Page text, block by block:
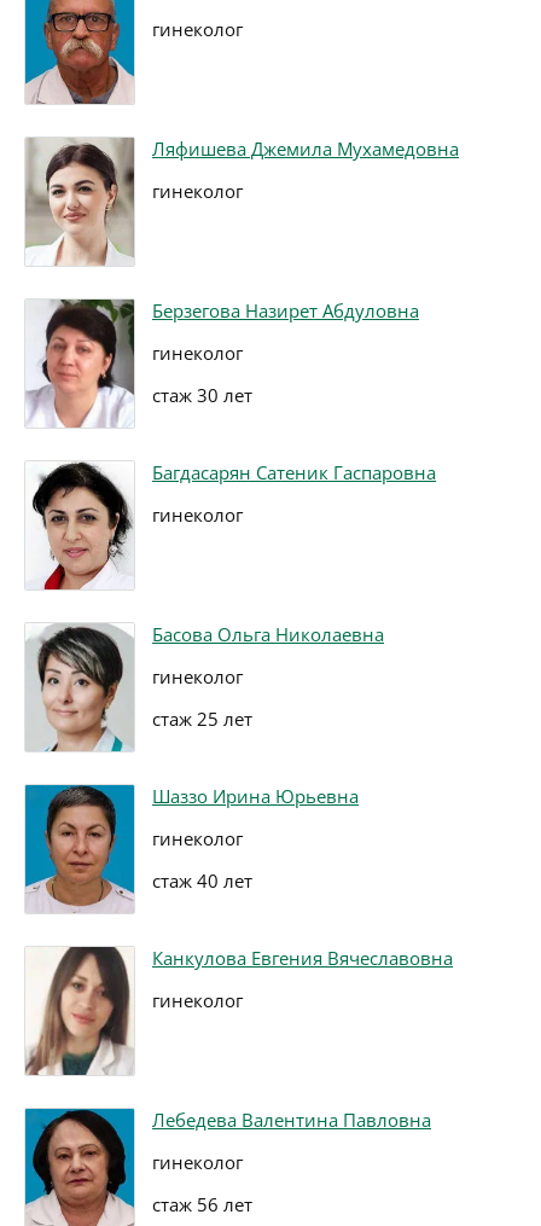
гинеколог
Ляфишева Джемила Мухамедовна
гинеколог
Берзегова Назирет Абдуловна
гинеколог
стаж 30 лет
Багдасарян Сатеник Гаспаровна
гинеколог
Басова Ольга Николаевна
гинеколог
стаж 25 лет
Шаззо Ирина Юрьевна
гинеколог
стаж 40 лет
Канкулова Евгения Вячеславовна
гинеколог
Лебедева Валентина Павловна
гинеколог
стаж 56 лет